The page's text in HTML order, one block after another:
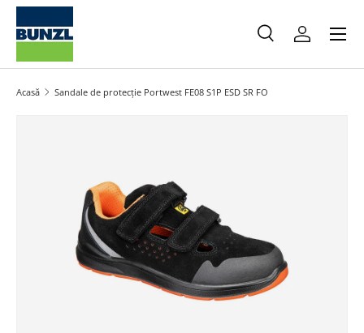
Salt la conținut
Caută
Caută
Meniu
Acasă Sandale de protecție Portwest FE08 S1P ESD SR FO